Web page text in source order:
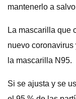
mantenerlo a
La mascarilla que
nuevo
la mascarilla N95.
Si se ajusta y se